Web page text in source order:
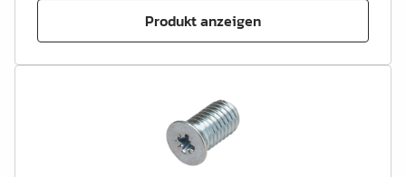
Produkt anzeigen